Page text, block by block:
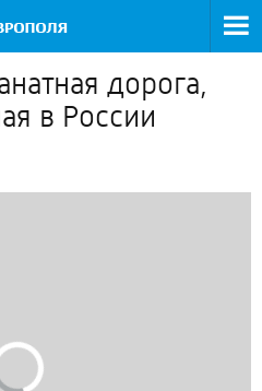
дорога,
в России